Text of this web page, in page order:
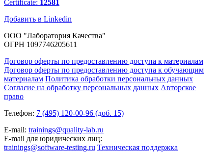
Certificate: 12581
Добавить в Linkedin
ООО "Лаборатория Качества"
ОГРН 1097746205611
Договор оферты по предоставлению доступа к материалам
Договор оферты по предоставлению доступа к обучающим
материалам Политика обработки персональных данных
Согласие на обработку персональных данных Авторское
право
Телефон: 7 (495) 120-00-96 (доб. 15)
E-mail: trainings@quality-lab.ru
E-mail для юридических лиц:
trainings@software-testing.ru Техническая поддержка